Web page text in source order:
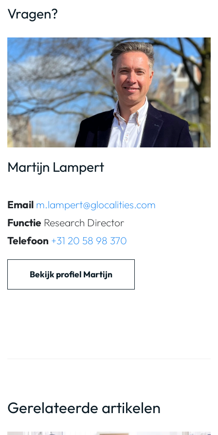
Vragen?
Martijn Lampert
Email m.lampert@glocalities.com
Functie Research Director
Telefoon +31 20 58 98 370
Bekijk profiel Martijn
Gerelateerde artikelen